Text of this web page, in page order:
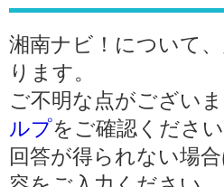
湘南ナビ！について
ります。
ご不明な点がござい
ルプをご確認ください
回答が得られない場合